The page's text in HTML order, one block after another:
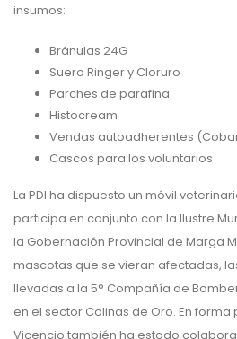
insumos:
Bránulas 24G
Suero Ringer y Cloruro
Parches de parafina
Histocream
Vendas autoadherentes
Cascos para los voluntarios
La PDI ha dispuesto un móvil
participa en conjunto con la Ilustre
la Gobernación Provincial de Marga
mascotas que se vieran afectadas,
llevadas a la 5° Compañía de
en el sector Colinas de Oro. En forma
Vicencio también ha estado